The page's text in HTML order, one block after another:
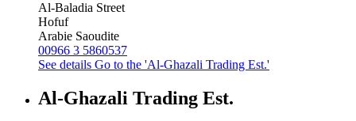
Al-Baladia Street
Hofuf
Arabie Saoudite
00966 3 5860537
See details Go to the 'Al-Ghazali Trading Est.'
Al-Ghazali Trading Est.